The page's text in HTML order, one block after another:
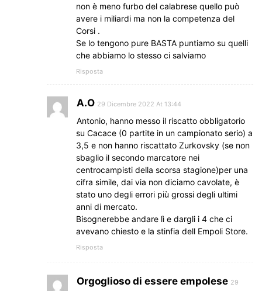
non è meno furbo del calabrese quello può
avere i miliardi ma non la competenza del
Corsi .
Se lo tengono pure BASTA puntiamo su quelli
che abbiamo lo stesso ci salviamo
Risposta
A.O 29 Dicembre 2022 At 13:44
Antonio, hanno messo il riscatto obbligatorio
su Cacace (0 partite in un campionato serio) a
3,5 e non hanno riscattato Zurkovsky (se non
sbaglio il secondo marcatore nei
centrocampisti della scorsa stagione)per una
cifra simile, dai via non diciamo cavolate, è
stato uno degli errori più grossi degli ultimi
anni di mercato.
Bisognerebbe andare lì e dargli i 4 che ci
avevano chiesto e la stinfia dell Empoli Store.
Risposta
Orgoglioso di essere empolese 29